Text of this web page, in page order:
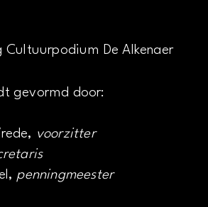
Cultuurpodium De Alkenaer
gevormd door:
voorzitter
penningmeester